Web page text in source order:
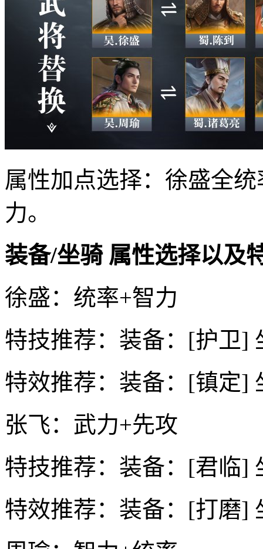
属性加点选择：徐盛全
力。
装备/坐骑 属性选择以及
徐盛：统率+智力
特技推荐：装备：[护卫]
特效推荐：装备：[镇定]
张飞：武力+先攻
特技推荐：装备：[君临]
特效推荐：装备：[打磨]